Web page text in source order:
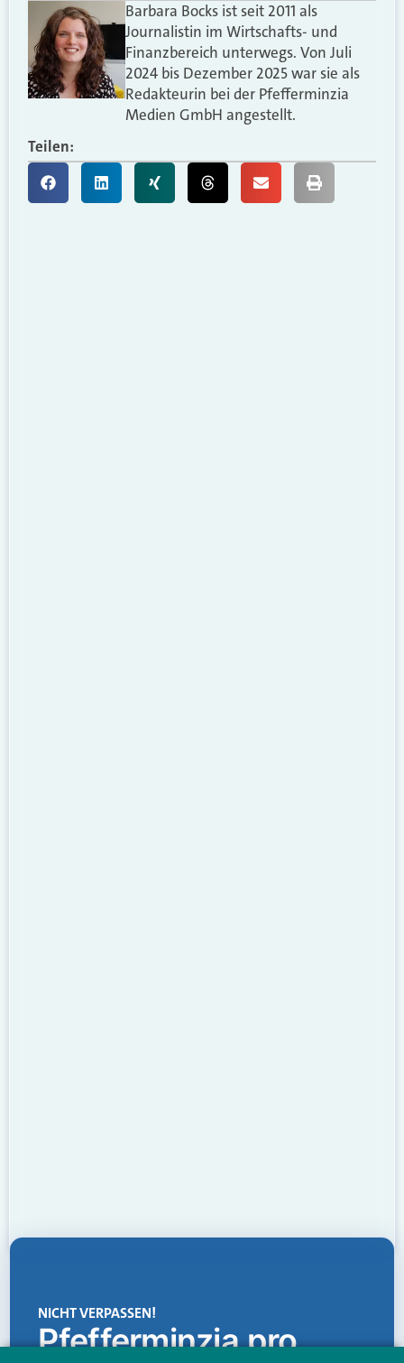
Barbara Bocks ist seit 2011 als
Journalistin im Wirtschafts- und
Finanzbereich unterwegs. Von Juli
2024 bis Dezember 2025 war sie als
Redakteurin bei der Pfefferminzia
Medien GmbH angestellt.
Teilen:
NICHT VERPASSEN!
Pfefferminzia.pro